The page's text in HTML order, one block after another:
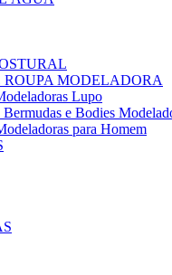
MODELADORA
Lupo
e Bodies
para Homem